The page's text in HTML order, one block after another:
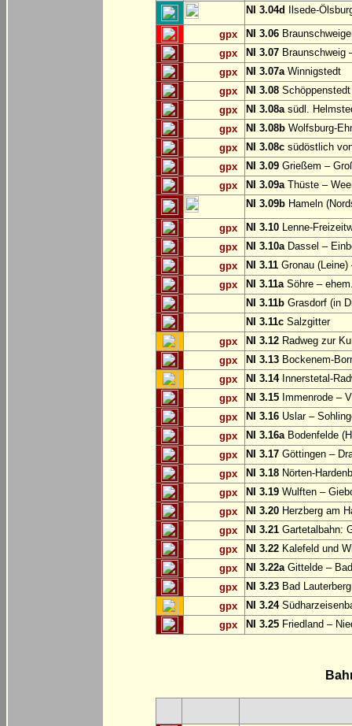
NI 3.04d Ilsede-
gpx NI 3.06
gpx
NI 3.07 Braunschweig
gpx
NI 3.07aWinnigstedt
gpx
NI 3.08
gpx
NI 3.08asüdl.
gpx
NI 3.08b Wolfsburg-
gpx
NI 3.08c südöstlich
gpx
NI 3.09 Grießem –
gpx
NI 3.09aThüste –
NI 3.09b Hameln
gpx NI 3.10 Lenne-
gpx
NI 3.10aDassel –
gpx
NI 3.11 Gronau
gpx
NI 3.11aSöhre –
NI 3.11b Grasdorf (in
NI 3.11c Salzgitter
gpx
NI 3.12 Radweg zur
gpx
NI 3.13 Bockenem-
gpx
NI 3.14Innerstetal-
gpx
NI 3.15 Immenrode –
gpx
NI 3.16 Uslar –
gpx
NI 3.16aBodenfelde
gpx
NI 3.17 Göttingen –
gpx
NI 3.18 Nörten-
gpx
NI 3.19 Wulften –
gpx
NI 3.20 Herzberg am
gpx
NI 3.21 Gartetalbahn:
gpx
NI 3.22 Kalefeld und
gpx
NI 3.22aGittelde –
gpx
NI 3.23 Bad
gpx
NI 3.24
gpx
NI 3.25 Friedland –